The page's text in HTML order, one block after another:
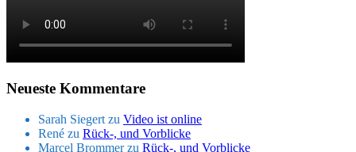
Neueste Kommentare
Sarah Siegert zu Video ist online
René zu Rück-, und Vorblicke
Marcel Brommerzu Rück-, und Vorblicke